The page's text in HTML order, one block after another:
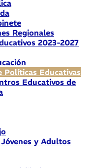
Regionales
2023-2027
Políticas Educativas
Educativos de
y Adultos